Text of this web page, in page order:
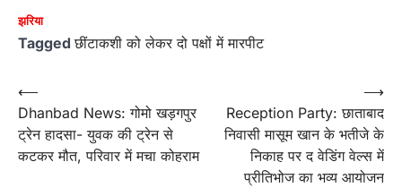
झरिया
Taggedछींटाकशी को लेकर दो पक्षों में मारपीट
Post
navigation
⟵
Dhanbad News: गोमो खड़गपुर
ट्रेन हादसा- युवक की ट्रेन से
कटकर मौत, परिवार में मचा कोहराम
Reception Party: छाताबाद
निवासी मासूम खान के भतीजे के
निकाह पर द वेडिंग वेल्स में
प्रीतिभोज का भव्य आयोजन
⟶